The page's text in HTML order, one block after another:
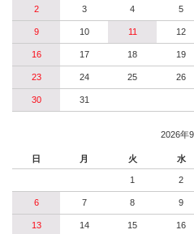
2 3 4 5
9 10 11 12
16 17 18 19
23 24 25 26
30 31
2026年9
日 月 火 水
1 2
6 7 8 9
13 14 15 16